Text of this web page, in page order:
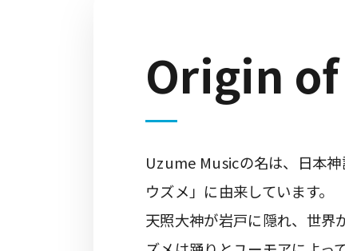
Origin
Uzume Musicの名は、日本
ウズメ」に由来しています。
天照大神が岩戸に隠れ、世界